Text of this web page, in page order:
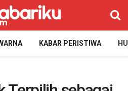
KABAR PERISTIWA